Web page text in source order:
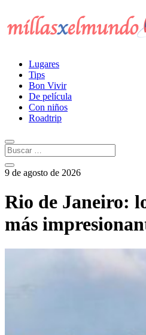
Lugares
Tips
Bon Vivir
De película
Con niños
Roadtrip
9 de agosto de 2026
Rio de Janeiro:
más